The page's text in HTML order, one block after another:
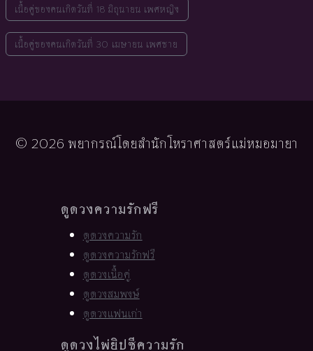
เนื้อคู่ของคนเกิดวันที่ 18 มิถุนายน เพศหญิง
เนื้อคู่ของคนเกิดวันที่ 30 เมษายน เพศชาย
© 2026 พยากรณ์โดยสำนักโหราศาสตร์แม่หมอมายา
ดูดวงความรักฟรี
ดูดวงความรัก
ดูดวงความรักฟรี
ดูดวงเนื้อคู่
ดูดวงสมพงษ์
ดูดวงแฟนเก่า
ดูดวงไพ่ยิปซีความรัก